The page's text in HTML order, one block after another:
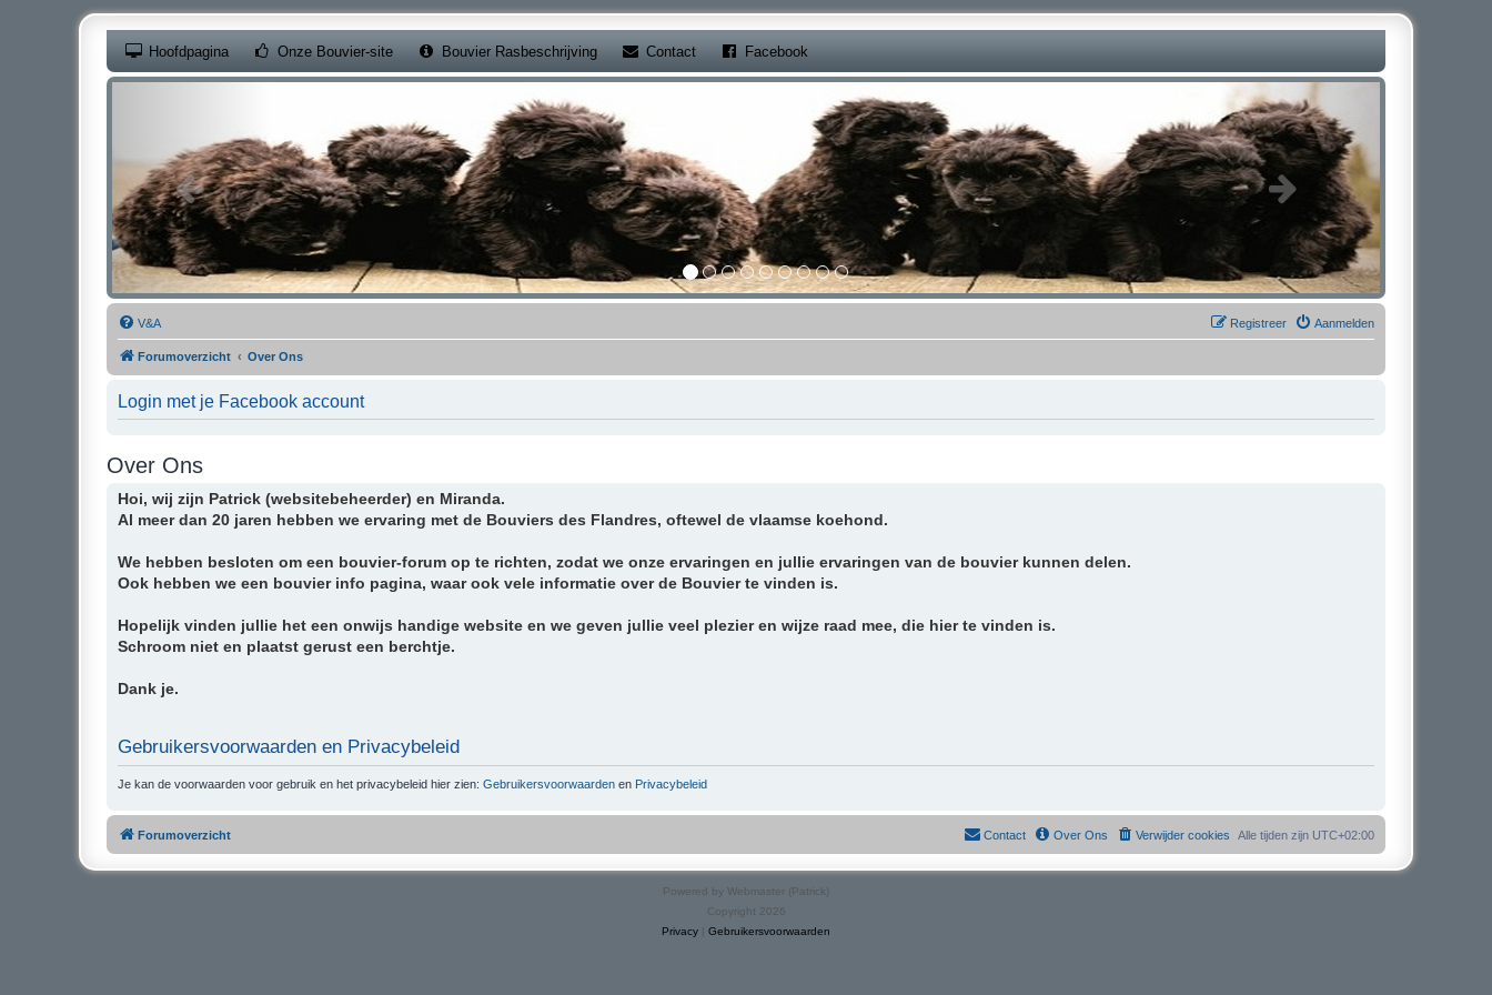
Hoofdpagina Onze Bouvier-site(Opens a new tab)
Bouvier Rasbeschrijving Contact(Opens a new tab)
Facebook
V&A Aanmelden
Registreer
Forumoverzicht Over Ons
Login met je Facebook account
Over Ons
Hoi, wij zijn Patrick (websitebeheerder) en Miranda.
Al meer dan 20 jaren hebben we ervaring met de Bouviers des Flandres, oftewel de vlaamse koehond.
We hebben besloten om een bouvier-forum op te richten, zodat we onze ervaringen en jullie ervaringen van de bouvier kunnen delen.
Ook hebben we een bouvier info pagina, waar ook vele informatie over de Bouvier te vinden is.
Hopelijk vinden jullie het een onwijs handige website en we geven jullie veel plezier en wijze raad mee, die hier te vinden is.
Schroom niet en plaatst gerust een berchtje.
Dank je.
Gebruikersvoorwaarden en Privacybeleid
Je kan de voorwaarden voor gebruik en het privacybeleid hier zien: Gebruikersvoorwaarden en Privacybeleid
Forumoverzicht Alle tijden zijn UTC+02:00
Verwijder cookies
Over Ons
Contact
Powered by Webmaster (Patrick)
Copyright 2026
Privacy | Gebruikersvoorwaarden